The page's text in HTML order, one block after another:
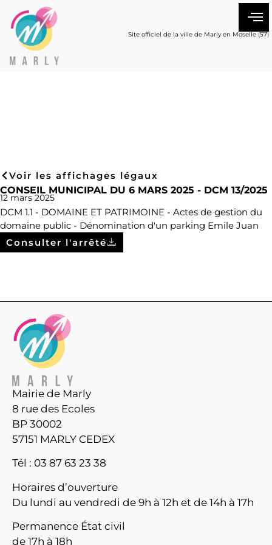
Site officiel de la ville de Marly en Moselle (57)
Voir les affichages légaux
CONSEIL MUNICIPAL DU 6 MARS 2025 - DCM 13/2025
12 mars 2025
DCM 1.1 - DOMAINE ET PATRIMOINE - Actes de gestion du
domaine public - Dénomination d'un parking Emile Juan
Consulter l'arrêté
Mairie de Marly
8 rue des Ecoles
BP 30002
57151 MARLY CEDEX
Tél : 03 87 63 23 38
Horaires d’ouverture
Du lundi au vendredi de 9h à 12h et de 14h à 17h
Permanence État civil
de 17h à 18h